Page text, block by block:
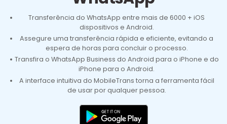
Suporte
Transferência do WhatsApp
Transferir o WhatsApp e o WhatsApp Business
entre dispositivos Android e iOS.
Transferência de celular
Transferir mensagens, fotos, vídeos e muito mais
de celular para outro, celular para computador e
Preços para Windows
Preços para Mac
Preços para empresas
Preços Educacionais
Guia de usuario
FAQ
Mais suporte
Temas em Destaque
Temas em Destaque
Download
Transferência do WhatsApp entre mais de 6000 + iOS
dispositivos e Android.
Assegure uma transferência rápida e eficiente, evitando a
espera de horas para concluir o processo.
Transfira o WhatsApp Business do Android para o iPhone e do
iPhone para o Android.
A interface intuitiva do MobileTrans torna a ferramenta fácil
de usar por qualquer pessoa.